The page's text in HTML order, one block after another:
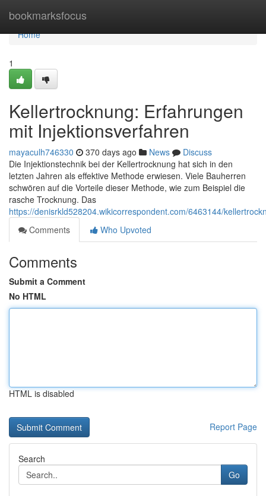
bookmarksfocus
Home
Home
1
Kellertrocknung: Erfahrungen
mit Injektionsverfahren
mayaculh746330 370 days ago News
Discuss
Die Injektionstechnik bei der Kellertrocknung hat sich in den
letzten Jahren als effektive Methode erwiesen. Viele Bauherren
schwören auf die Vorteile dieser Methode, wie zum Beispiel die
rasche Trocknung. Das
https://denisrkld528204.wikicorrespondent.com/6463144/
Comments
Who Upvoted
Comments
Submit a Comment
No HTML
HTML is disabled
Report Page
Search
Go